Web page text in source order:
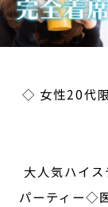
◇ 女性20代
大人気ハイ
パーティー◇